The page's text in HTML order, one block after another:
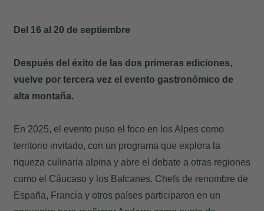
Del 16 al 20 de septiembre
Después del éxito de las dos primeras ediciones,
vuelve por tercera vez el evento gastronómico de
alta montaña.
En 2025, el evento puso el foco en los Alpes como
territorio invitado, con un programa que explora la
riqueza culinaria alpina y abre el debate a otras regiones
como el Cáucaso y los Balcanes. Chefs de renombre de
España, Francia y otros países participaron en un